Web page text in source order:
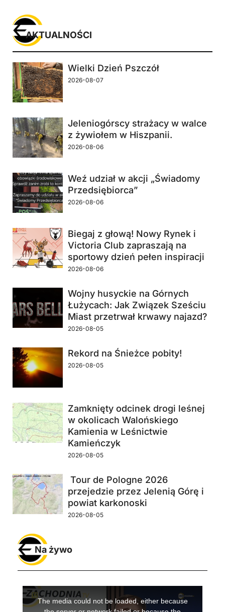
Wielki Dzień Pszczół
2026-08-07
Jeleniogórscy strażacy w walce
z żywiołem w Hiszpanii.
2026-08-06
Weź udział w akcji „Świadomy
Przedsiębiorca”
2026-08-06
Biegaj z głową! Nowy Rynek i
Victoria Club zapraszają na
sportowy dzień pełen inspiracji
2026-08-06
Wojny husyckie na Górnych
Łużycach: Jak Związek Sześciu
Miast przetrwał krwawy najazd?
2026-08-05
Rekord na Śnieżce pobity!
2026-08-05
Zamknięty odcinek drogi leśnej
w okolicach Walońskiego
Kamienia w Leśnictwie
Kamieńczyk
2026-08-05
Tour de Pologne 2026
przejedzie przez Jelenią Górę i
powiat karkonoski
2026-08-05
AKTUALNOŚCI
Na żywo